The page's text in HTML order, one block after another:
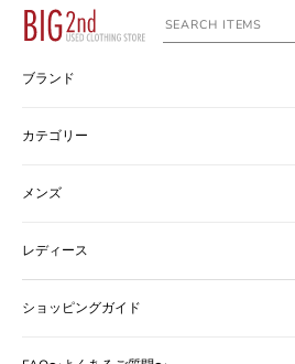
コンテンツへスキップ
ヴィンテージ古着のオンライン通販なら【公式
ブランド
カテゴリー
メンズ
レディース
ショッピングガイド